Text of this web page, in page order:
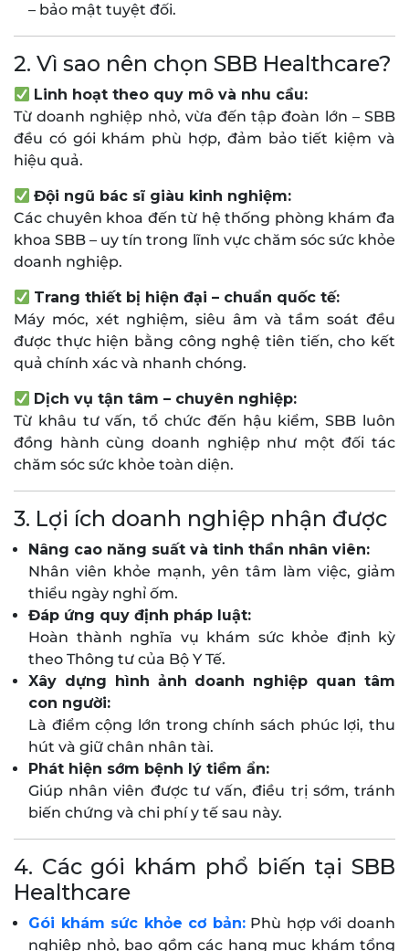
– bảo mật tuyệt đối.
2. Vì sao nên chọn SBB Healthcare?
Linh hoạt theo quy mô và nhu cầu:
Từ doanh nghiệp nhỏ, vừa đến tập đoàn lớn – SBB
đều có gói khám phù hợp, đảm bảo tiết kiệm và
hiệu quả.
Đội ngũ bác sĩ giàu kinh nghiệm:
Các chuyên khoa đến từ hệ thống phòng khám đa
khoa SBB – uy tín trong lĩnh vực chăm sóc sức khỏe
doanh nghiệp.
Trang thiết bị hiện đại – chuẩn quốc tế:
Máy móc, xét nghiệm, siêu âm và tầm soát đều
được thực hiện bằng công nghệ tiên tiến, cho kết
quả chính xác và nhanh chóng.
Dịch vụ tận tâm – chuyên nghiệp:
Từ khâu tư vấn, tổ chức đến hậu kiểm, SBB luôn
đồng hành cùng doanh nghiệp như một đối tác
chăm sóc sức khỏe toàn diện.
3. Lợi ích doanh nghiệp nhận được
Nâng cao năng suất và tinh thần nhân viên:
Nhân viên khỏe mạnh, yên tâm làm việc, giảm
thiểu ngày nghỉ ốm.
Đáp ứng quy định pháp luật:
Hoàn thành nghĩa vụ khám sức khỏe định kỳ
theo Thông tư của Bộ Y Tế.
Xây dựng hình ảnh doanh nghiệp quan tâm
con người:
Là điểm cộng lớn trong chính sách phúc lợi, thu
hút và giữ chân nhân tài.
Phát hiện sớm bệnh lý tiềm ẩn:
Giúp nhân viên được tư vấn, điều trị sớm, tránh
biến chứng và chi phí y tế sau này.
4. Các gói khám phổ biến tại SBB
Healthcare
Gói khám sức khỏe cơ bản:Phù hợp với doanh
nghiệp nhỏ, bao gồm các hạng mục khám tổng